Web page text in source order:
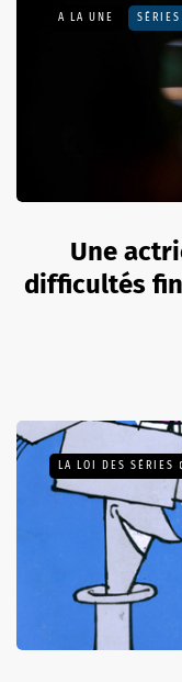
A LA UNE
Une
difficultés
LA LOI DES SÉRIES